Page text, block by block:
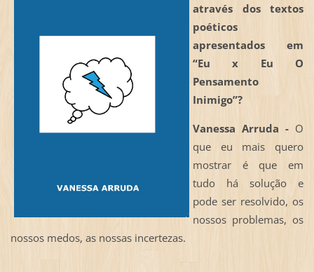
através dos textos
poéticos
apresentados em
“Eu x Eu O
Pensamento
Inimigo”?
Vanessa Arruda - O
que eu mais quero
mostrar é que em
tudo há solução e
pode ser resolvido, os
nossos problemas, os
nossos medos, as nossas incertezas.